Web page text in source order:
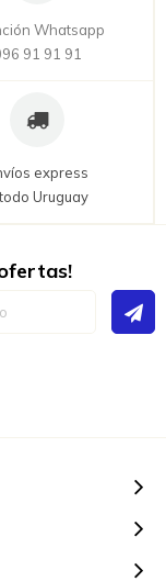
Whatsapp
91 91 91
express
Uruguay